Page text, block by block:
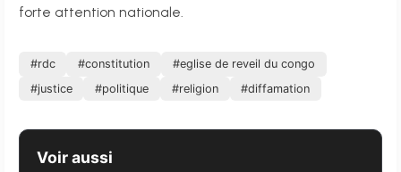
forte attention nationale.
#rdc #constitution
#eglise de reveil du congo
#justice
#politique #religion #diffamation
Voir aussi